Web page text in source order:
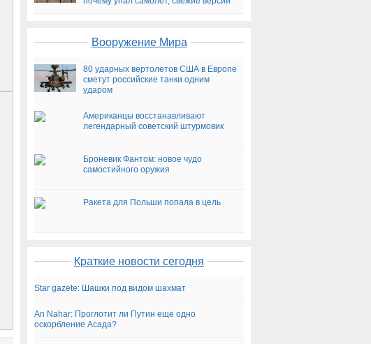
Вооружение Мира
80 ударных вертолетов США в Европе
сметут российские танки одним
ударом
Американцы восстанавливают
легендарный советский штурмовик
Броневик Фантом: новое чудо
самостийного оружия
Ракета для Польши попала в цель
Краткие новости сегодня
Star gazete: Шашки под видом шахмат
An Nahar: Проглотит ли Путин еще одно
оскорбление Асада?